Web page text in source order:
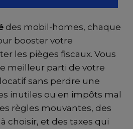
des mobil-homes, chaque
booster votre
les pièges fiscaux. Vous
meilleur parti de votre
locatif sans perdre une
inutiles ou en impôts mal
règles mouvantes, des
à choisir, et des taxes qui